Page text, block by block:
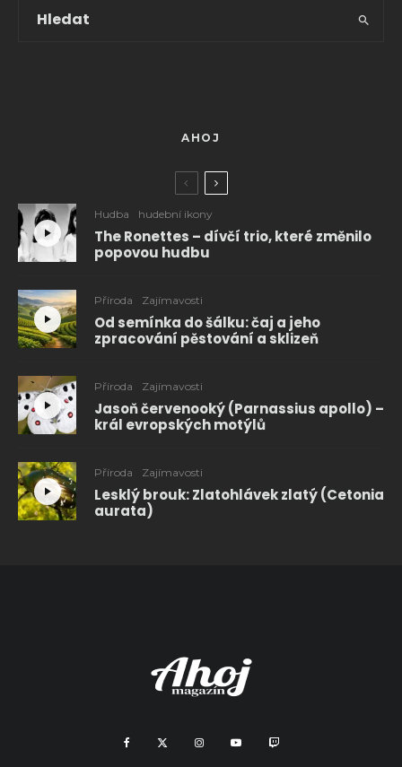
AHOJ
Hudba hudební ikony
The Ronettes – dívčí trio, které změnilo
popovou hudbu
Příroda Zajímavosti
Od semínka do šálku: čaj a jeho
zpracování pěstování a sklizeň
Příroda Zajímavosti
Jasoň červenooký (Parnassius apollo) –
král evropských motýlů
Příroda Zajímavosti
Lesklý brouk: Zlatohlávek zlatý (Cetonia
aurata)